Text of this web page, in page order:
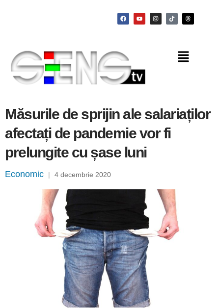
Măsurile de sprijin ale salariaților
afectați de pandemie vor fi
prelungite cu șase luni
Economic | 4 decembrie 2020